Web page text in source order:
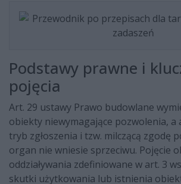
Podstawy prawne i
pojęcia
Art. 29 ustawy Prawo budowlane
obiekty niewymagające pozwolenia, a
tryb zgłoszenia i tzw. milczącą zgodę
organ nie wniesie sprzeciwu. Pojęcie
oddziaływania zdefiniowane w art. 3
skutki użytkowania lub istnienia